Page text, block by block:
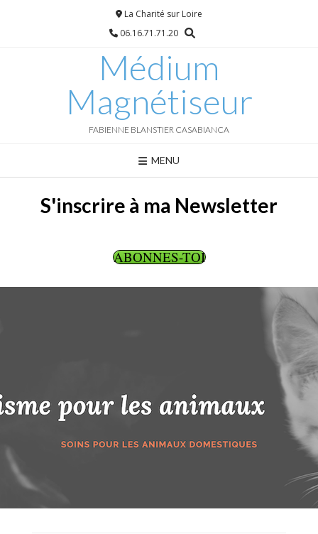
La Charité sur Loire
06.16.71.71.20
Médium
Magnétiseur
FABIENNE BLANSTIER CASABIANCA
MENU
S'inscrire à ma Newsletter
ABONNES-TOI